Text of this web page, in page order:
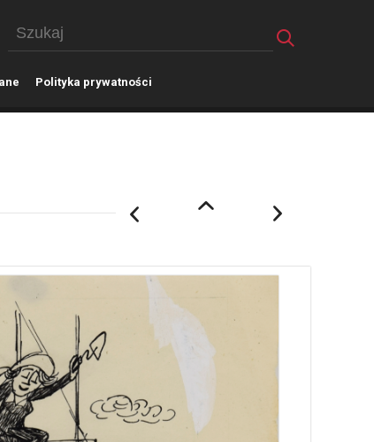
Polityka prywatności